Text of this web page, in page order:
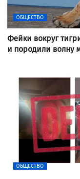
ОБЩЕСТВО
Фейки вокруг
и породили волну
ОБЩЕСТВО